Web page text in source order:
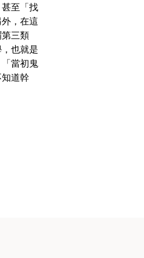
至「找
，在這
三類
也就是
當初鬼
道幹